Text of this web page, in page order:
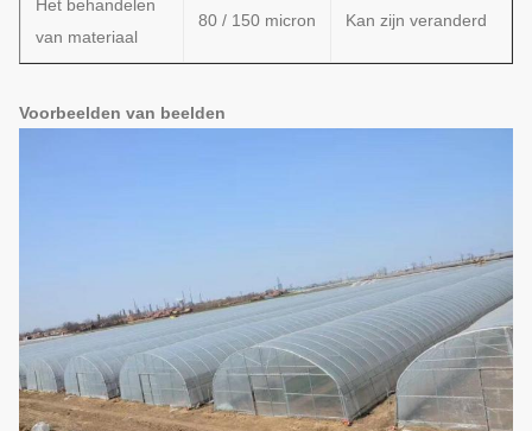
Het behandelen
van materiaal
80 / 150 micron Kan zijn veranderd
Voorbeelden van beelden